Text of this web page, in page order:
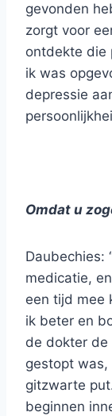
gevonden
zorgt voor
ontdekte die
ik was
depressie
Omdat u
Daubechies:
medicatie,
een tijd mee
ik beter en
de dokter de
gestopt
gitzwarte
beginnen